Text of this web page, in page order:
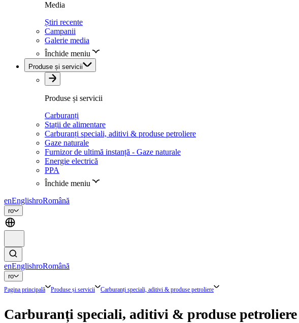
Media
Știri recente
Campanii
Galerie media
Închide meniu
Produse și servicii
Produse și servicii
Carburanți
Stații de alimentare
Carburanți speciali, aditivi & produse petroliere
Gaze naturale
Furnizor de ultimă instanță - Gaze naturale
Energie electrică
PPA
Închide meniu
enEnglishroRomână
ro
enEnglishroRomână
ro
Pagina principală Produse și servicii Carburanți speciali, aditivi & produse petroliere
Carburanți speciali, aditivi & produse petroliere